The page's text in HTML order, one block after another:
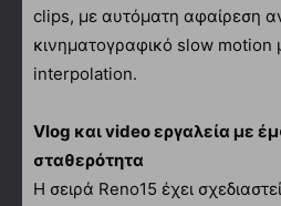
clips, με αυτόματη αφαίρεση
κινηματογραφικό slow motion
interpolation.
Vlog και video εργαλεία με
σταθερότητα
Η σειρά Reno15 έχει